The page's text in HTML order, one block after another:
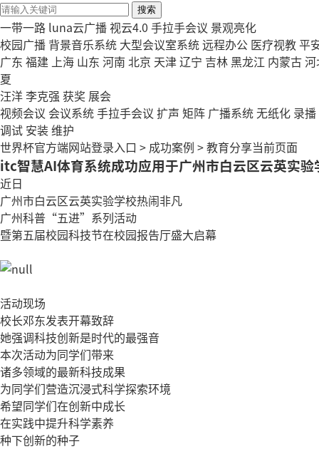
搜索
一带一路 luna云广播 视云4.0 手拉手会议 景观亮化
校园广播 背景音乐系统 大型会议室系统远程办公 医疗视教平
广东 福建 上海 山东 河南 北京 天津辽宁 吉林黑龙江 内蒙古
夏
汪洋李克强 获奖 展会
视频会议 会议系统手拉手会议 扩声 矩阵 广播系统无纸化 录播
调试 安装维护
世界杯官方端网站登录入口 > 成功案例 >教育
itc智慧AI体育系统成功应用于广州市白云区云英实
近日
广州市白云区云英实验学校热闹非凡
广州科普“五进”系列活动
暨第五届校园科技节在校园报告厅盛大启幕
活动现场
校长邓东发表开幕致辞
她强调科技创新是时代的最强音
本次活动为同学们带来
诸多领域的最新科技成果
为同学们营造沉浸式科学探索环境
希望同学们在创新中成长
在实践中提升科学素养
种下创新的种子
分享当前页面